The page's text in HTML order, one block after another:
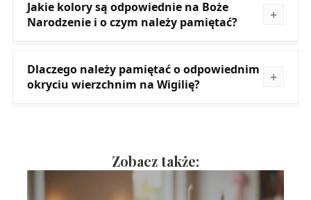
Jakie kolory są odpowiednie na Boże
Narodzenie i o czym należy pamiętać?
Dlaczego należy pamiętać o odpowiednim
okryciu wierzchnim na Wigilię?
Zobacz także: